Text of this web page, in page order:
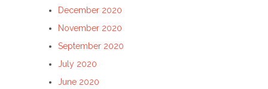
December 2020
November 2020
September 2020
July 2020
June 2020